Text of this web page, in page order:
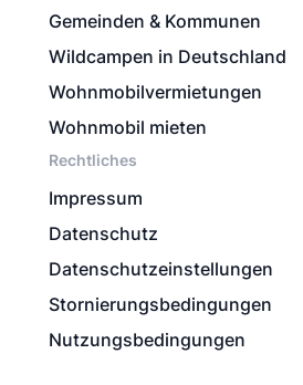
Gemeinden & Kommunen
Wildcampen in Deutschland
Wohnmobilvermietungen
Wohnmobil mieten
Rechtliches
Impressum
Datenschutz
Datenschutzeinstellungen
Stornierungsbedingungen
Nutzungsbedingungen